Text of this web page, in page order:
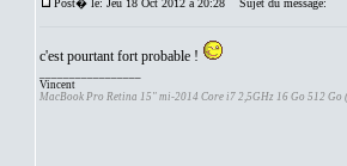
Post� le: Jeu 18 Oct 2012 à 20:28 Sujet du message:
c'est pourtant fort probable !
Vincent
MacBook Pro Retina 15" mi-2014 Core i7 2,5GHz 16 Go 512 Go